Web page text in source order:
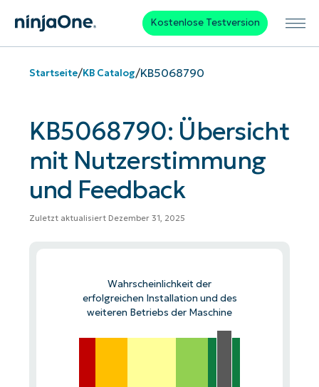
Kostenlose Testversion
Startseite/KB Catalog/KB5068790
KB5068790: Übersicht
mit Nutzerstimmung
und Feedback
Zuletzt aktualisiert Dezember 31, 2025
Wahrscheinlichkeit der
erfolgreichen Installation und des
weiteren Betriebs der Maschine